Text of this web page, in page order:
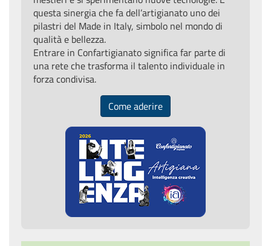
questa sinergia che fa dell’artigianato uno dei
pilastri del Made in Italy, simbolo nel mondo di
qualità e bellezza.
Entrare in Confartigianato significa far parte di
una rete che trasforma il talento individuale in
forza condivisa.
Come aderire